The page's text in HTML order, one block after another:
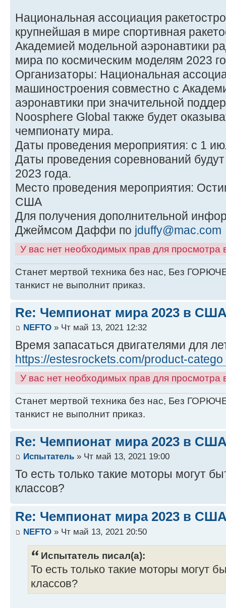
Национальная ассоциация
крупнейшая в мире спортивная
Академией модельной аэронавтики
мира по космическим моделям 2023
Организаторы: Национальная
машиностроения совместно с
аэронавтики при значительной
Noosphere Global также будет
чемпионату мира.
Даты проведения мероприятия: с 1
Даты проведения соревнований
2023 года.
Место проведения мероприятия:
США
Для получения дополнительной
Джеймсом Даффи по jduffy@mac.com
У вас нет необходимых прав для
Станет мертвой техника без нас, Без
танкист не выполнит приказ.
Re: Чемпионат мира 2023 в
NEFTO » Чт май 13, 2021 12:32
Время запасаться двигателями для
https://estesrockets.com/product-
У вас нет необходимых прав для
Станет мертвой техника без нас, Без
танкист не выполнит приказ.
Re: Чемпионат мира 2023 в
Испытатель » Чт май 13, 2021 19:00
То есть только такие моторы могут
классов?
Re: Чемпионат мира 2023 в
NEFTO » Чт май 13, 2021 20:50
Испытатель писал(а):
То есть только такие моторы могут
классов?